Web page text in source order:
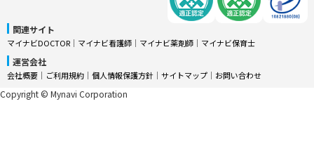
関連サイト
マイナビDOCTOR │ マイナビ看護師 │ マイナビ薬剤師 │ マイナビ保育士
運営会社
会社概要 │ ご利用規約 │ 個人情報保護方針 │ サイトマップ │ お問い合わせ
Copyright © Mynavi Corporation